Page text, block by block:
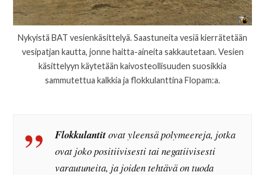
Nykyistä BAT vesienkäsittelyä. Saastuneita vesiä kierrätetään
vesipatjan kautta, jonne haitta-aineita sakkautetaan. Vesien
käsittelyyn käytetään kaivosteollisuuden suosikkia
sammutettua kalkkia ja flokkulanttina Flopam:a.
Flokkulantitovat yleensä polymeereja, jotka
ovat joko positiivisesti tai negatiivisesti
varautuneita, ja joiden tehtävä on tuoda